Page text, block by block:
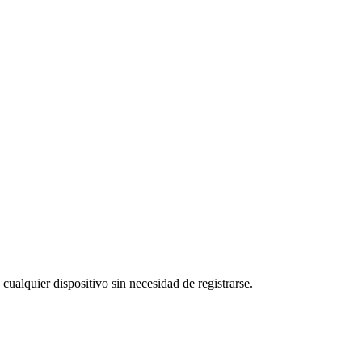
dispositivo sin necesidad de registrarse.